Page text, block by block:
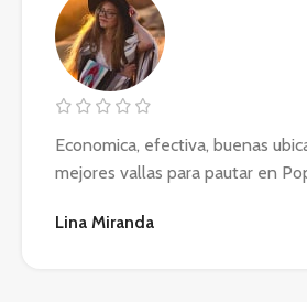
Economica, efectiva, buenas
mejores vallas para pautar en
Lina Miranda